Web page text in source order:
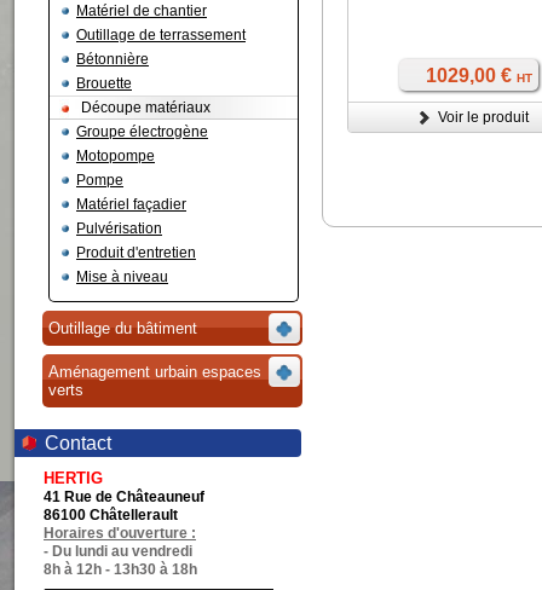
Matériel de chantier
Outillage de terrassement
Bétonnière
Brouette
Découpe matériaux
Groupe électrogène
Motopompe
Pompe
Matériel façadier
Pulvérisation
Produit d'entretien
Mise à niveau
Outillage du bâtiment
Aménagement urbain espaces
verts
Contact
HERTIG
41 Rue de Châteauneuf
86100 Châtellerault
Horaires d'ouverture :
- Du lundi au vendredi
8h à 12h - 13h30 à 18h
1029,00 € HT
Voir le produit